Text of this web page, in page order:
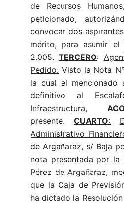
de Recursos
peticionado,
convocar dos
mérito, para asumir
2.005. TERCERO:
Pedido: Visto la Nota
la cual el mencionado
definitivo al
Infraestructura,
presente. CUARTO:
Administrativo
de Argañaraz, s/ Baja
nota presentada por la
Pérez de Argañaraz,
que la Caja de
ha dictado la